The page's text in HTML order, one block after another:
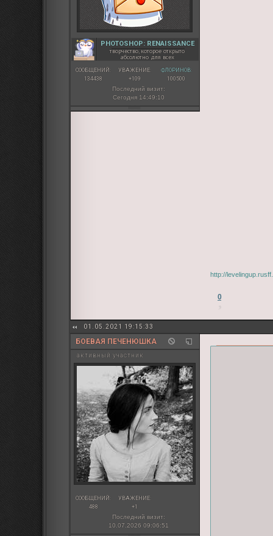
PHOTOSHOP: RENAISSANCE
творчество, которое открыто
абсолютно для всех
СООБЩЕНИЙ:
134438
УВАЖЕНИЕ:
+109
ФЛОРИНОВ:
100500
Последний визит:
Сегодня 14:49:10
http://
0
01.05.2021 19:15:33
БОЕВАЯ ПЕЧЕНЮШКА
активный участник
СООБЩЕНИЙ:
488
УВАЖЕНИЕ:
+1
Последний визит:
10.07.2026 09:06:51